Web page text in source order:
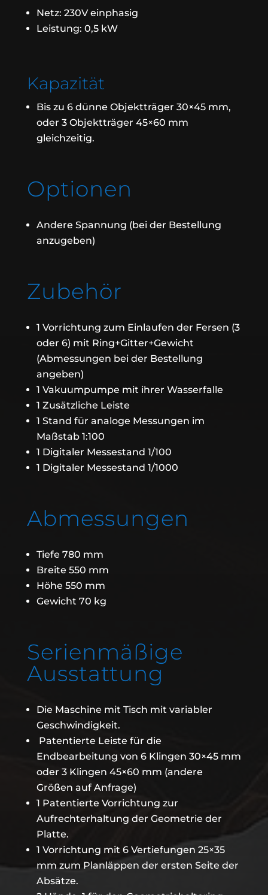
Netz: 230V einphasig
Leistung: 0,5 kW
Kapazität
Bis zu 6 dünne Objektträger 30×45 mm,
oder 3 Objektträger 45×60 mm
gleichzeitig.
Optionen
Andere Spannung (bei der Bestellung
anzugeben)
Zubehör
1 Vorrichtung zum Einlaufen der Fersen (3
oder 6) mit Ring+Gitter+Gewicht
(Abmessungen bei der Bestellung
angeben)
1 Vakuumpumpe mit ihrer Wasserfalle
1 Zusätzliche Leiste
1 Stand für analoge Messungen im
Maßstab 1:100
1 Digitaler Messestand 1/100
1 Digitaler Messestand 1/1000
Abmessungen
Tiefe 780 mm
Breite 550 mm
Höhe 550 mm
Gewicht 70 kg
Serienmäßige
Ausstattung
Die Maschine mit Tisch mit variabler
Geschwindigkeit.
Patentierte Leiste für die
Endbearbeitung von 6 Klingen 30×45 mm
oder 3 Klingen 45×60 mm (andere
Größen auf Anfrage)
1 Patentierte Vorrichtung zur
Aufrechterhaltung der Geometrie der
Platte.
1 Vorrichtung mit 6 Vertiefungen 25×35
mm zum Planläppen der ersten Seite der
Absätze.